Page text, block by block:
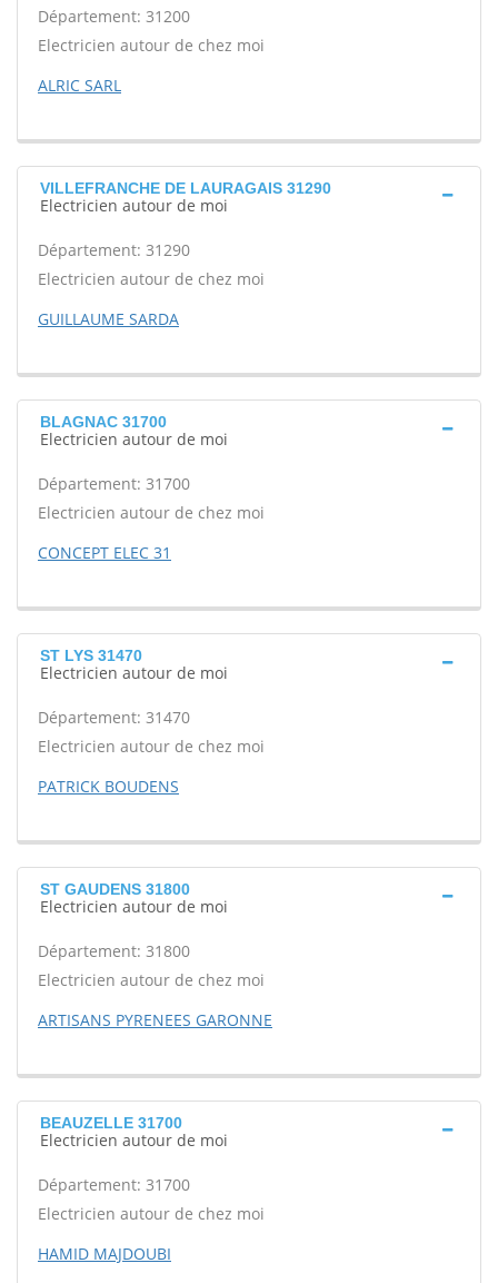
Département: 31200
Electricien autour de chez moi
ALRIC SARL
VILLEFRANCHE DE LAURAGAIS 31290
Electricien autour de moi
Département: 31290
Electricien autour de chez moi
GUILLAUME SARDA
BLAGNAC 31700
Electricien autour de moi
Département: 31700
Electricien autour de chez moi
CONCEPT ELEC 31
ST LYS 31470
Electricien autour de moi
Département: 31470
Electricien autour de chez moi
PATRICK BOUDENS
ST GAUDENS 31800
Electricien autour de moi
Département: 31800
Electricien autour de chez moi
ARTISANS PYRENEES GARONNE
BEAUZELLE 31700
Electricien autour de moi
Département: 31700
Electricien autour de chez moi
HAMID MAJDOUBI